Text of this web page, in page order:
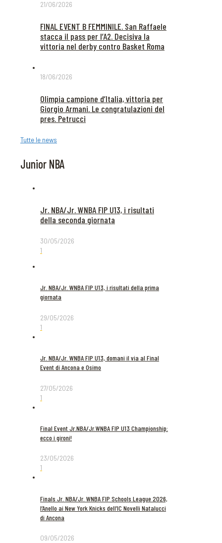
21/06/2026
FINAL EVENT B FEMMINILE. San Raffaele
stacca il pass per l’A2. Decisiva la
vittoria nel derby contro Basket Roma
18/06/2026
Olimpia campione d’Italia, vittoria per
Giorgio Armani. Le congratulazioni del
pres. Petrucci
Tutte le news
Junior NBA
Jr. NBA/Jr. WNBA FIP U13, i risultati
della seconda giornata
30/05/2026
1
Jr. NBA/Jr. WNBA FIP U13, i risultati della prima
giornata
29/05/2026
1
Jr. NBA/Jr. WNBA FIP U13, domani il via al Final
Event di Ancona e Osimo
27/05/2026
1
Final Event Jr.NBA/Jr.WNBA FIP U13 Championship:
ecco i gironi!
23/05/2026
1
Finals Jr. NBA/Jr. WNBA FIP Schools League 2026,
l’Anello ai New York Knicks dell’IC Novelli Natalucci
di Ancona
09/05/2026